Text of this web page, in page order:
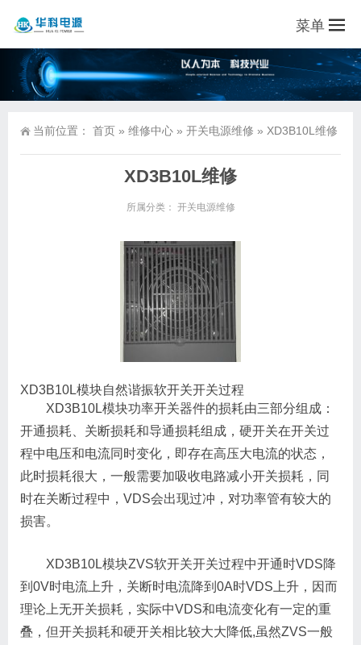
菜单
当前位置： 首页 » 维修中心 » 开关电源维修 » XD3B10L维修
XD3B10L维修
所属分类： 开关电源维修
XD3B10L模块自然谐振软开关开关过程
XD3B10L模块功率开关器件的损耗由三部分组成：
开通损耗、关断损耗和导通损耗组成，硬开关在开关过
程中电压和电流同时变化，即存在高压大电流的状态，
此时损耗很大，一般需要加吸收电路减小开关损耗，同
时在关断过程中，VDS会出现过冲，对功率管有较大的
损害。
XD3B10L模块ZVS软开关开关过程中开通时VDS降
到0V时电流上升，关断时电流降到0A时VDS上升，因而
理论上无开关损耗，实际中VDS和电流变化有一定的重
叠，但开关损耗和硬开关相比较大大降低,虽然ZVS一般